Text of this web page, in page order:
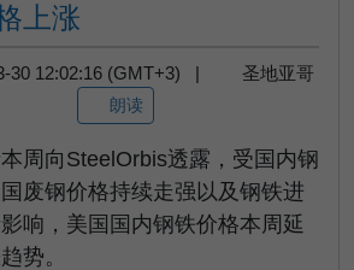
上涨
30 12:02:16 (GMT+3) | 圣地亚哥
朗读
周向SteelOrbis透露，受国内钢
废钢价格持续走强以及钢铁进
响，美国国内钢铁价格本周延
势。